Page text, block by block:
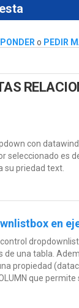
o PEDIR
con
seleccionado es
su priedad text.
en
de una tabla.
propiedad
que